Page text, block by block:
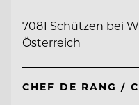
7081 Schützen bei
Österreich
CHEF DE RANG /